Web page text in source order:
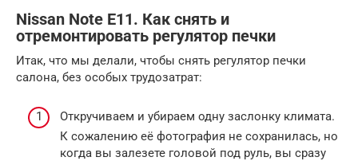
Nissan Note E11. Как снять и
отремонтировать регулятор печки
Итак, что мы делали, чтобы снять регулятор печки
салона, без особых трудозатрат:
Откручиваем и убираем одну заслонку климата.
К сожалению её фотография не сохранилась, но
когда вы залезете головой под руль, вы сразу